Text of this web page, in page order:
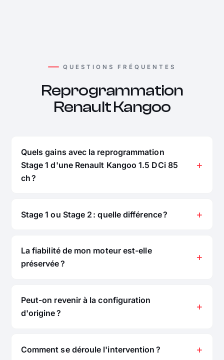
QUESTIONS FRÉQUENTES
Reprogrammation
Renault Kangoo
Quels gains avec la reprogrammation
Stage 1 d'une Renault Kangoo 1.5 DCi 85
ch ?
Stage 1 ou Stage 2 : quelle différence ?
La fiabilité de mon moteur est-elle
préservée ?
Peut-on revenir à la configuration
d'origine ?
Comment se déroule l'intervention ?